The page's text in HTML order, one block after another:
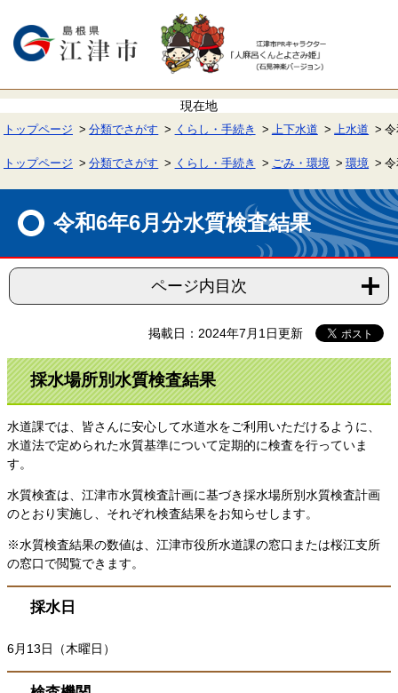
で
ば
本
へ
トップページ 分類でさがす くらし・手続き 上下水道 上水道
トップページ 分類でさがす くらし・手続き ごみ・環境 環境
令和6年6月分水質検査結果
ページ内目次
掲載日：2024年7月1日更新
採水場所別水質検査結果
水道課では、皆さんに安心して水道水をご利用いただけるように、
水道法で定められた水質基準について定期的に検査を行っていま
す。
水質検査は、江津市水質検査計画に基づき採水場所別水質検査計画
のとおり実施し、それぞれ検査結果をお知らせします。
※水質検査結果の数値は、江津市役所水道課の窓口または桜江支所
の窓口で閲覧できます。
採水日
6月13日（木曜日）